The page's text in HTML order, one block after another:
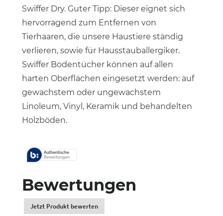
Swiffer Dry. Guter Tipp: Dieser eignet sich
hervorragend zum Entfernen von
Tierhaaren, die unsere Haustiere ständig
verlieren, sowie für Hausstauballergiker.
Swiffer Bodentücher können auf allen
harten Oberflächen eingesetzt werden: auf
gewachstem oder ungewachstem
Linoleum, Vinyl, Keramik und behandelten
Holzböden.
Bewertungen
Jetzt Produkt bewerten.